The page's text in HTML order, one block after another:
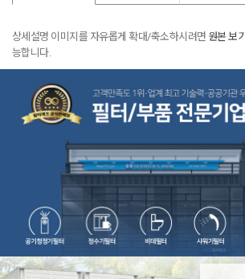
상세설명 이미지를 자유롭게 확대/축소하시려면 원본 보기
능합니다.